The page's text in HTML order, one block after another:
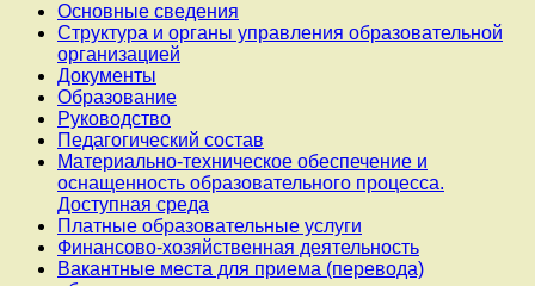
Основные сведения
Структура и органы управления образовательной
организацией
Документы
Образование
Руководство
Педагогический состав
Материально-техническое обеспечение и
оснащенность образовательного процесса.
Доступная среда
Платные образовательные услуги
Финансово-хозяйственная деятельность
Вакантные места для приема (перевода)